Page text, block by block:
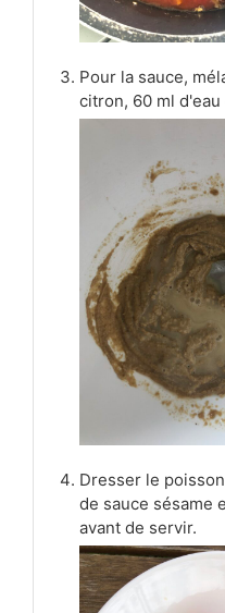
Pour la sauce,
citron, 60 ml
Dresser le
de sauce sésame
avant de servir.